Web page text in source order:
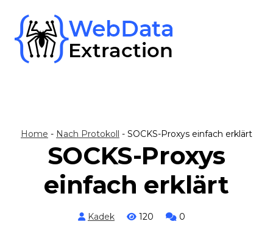
content
Home - Nach Protokoll - SOCKS-Proxys einfach erklärt
SOCKS-Proxys
einfach erklärt
Kadek 120 0